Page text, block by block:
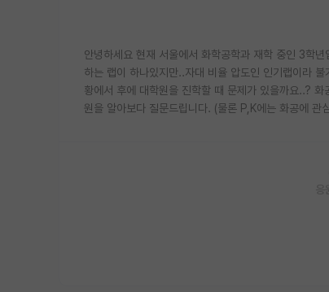
안녕하세요 현재 서울에서 화학공학과 재학 중인 3학
하는 랩이 하나있지만..자대 비율 압도인 인기랩이라
황에서 후에 대학원을 진학할 때 문제가 있을까요..?
원을 알아보다 질문드립니다. (물론 P,K에는 화공에